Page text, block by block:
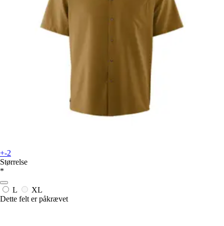
+-2
Størrelse
*
L
XL
Dette felt er påkrævet